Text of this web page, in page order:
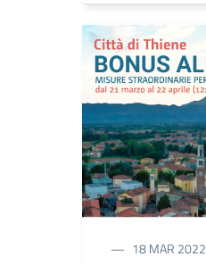
18 MAR 2022